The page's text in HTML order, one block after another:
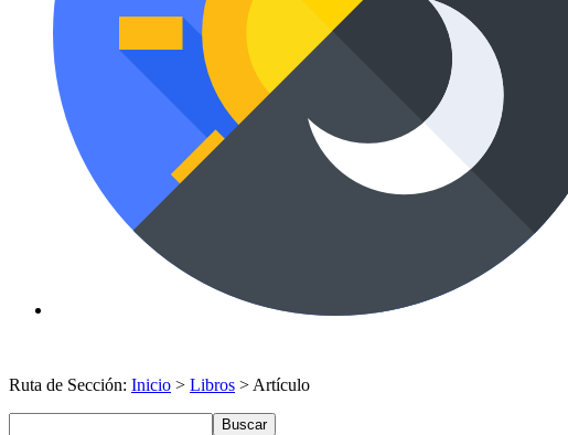
Ruta de Sección: Inicio > Libros > Artículo
Buscar